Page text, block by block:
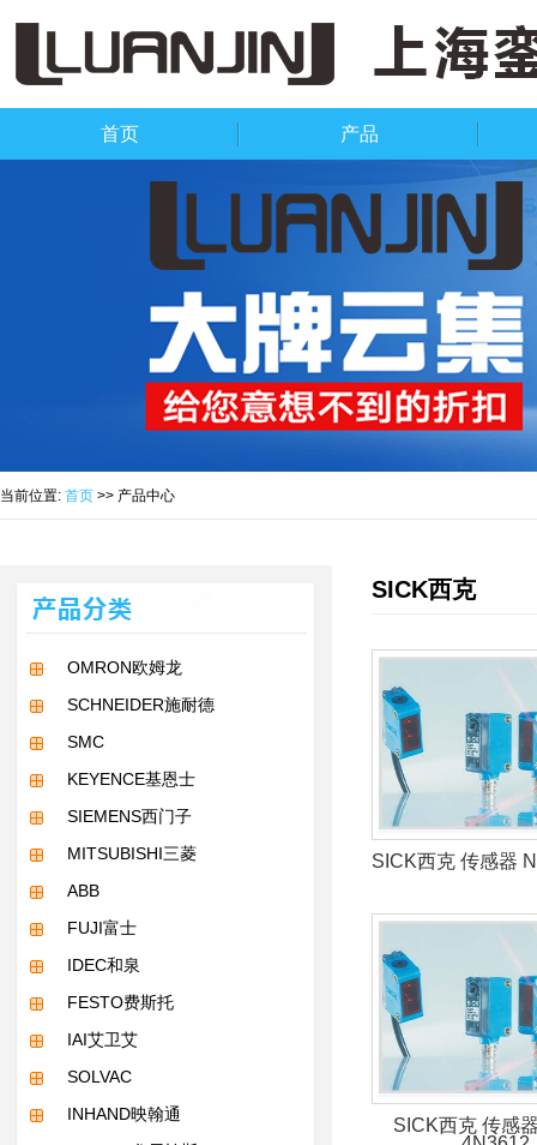
首页 产品
当前位置: 首页 >> 产品中心
OMRON欧姆龙
SCHNEIDER施耐德
SMC
KEYENCE基恩士
SIEMENS西门子
MITSUBISHI三菱
ABB
FUJI富士
IDEC和泉
FESTO费斯托
IAI艾卫艾
SOLVAC
INHAND映翰通
SICK西克
SICK西克 传感器
SICK西克 传感